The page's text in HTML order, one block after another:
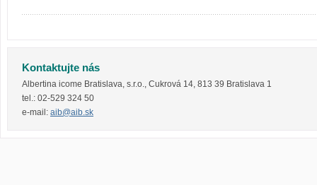
Kontaktujte nás
Albertina icome Bratislava, s.r.o., Cukrová 14, 813 39 Bratislava 1
tel.: 02-529 324 50
e-mail: aib@aib.sk